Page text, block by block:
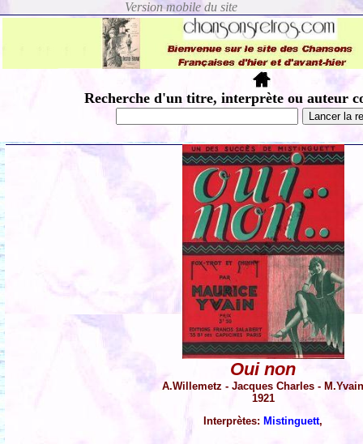
Recherche d'un titre, interprète ou auteur
Oui non
A.Willemetz - Jacques Charles -
1921
Interprètes:Mistinguett,